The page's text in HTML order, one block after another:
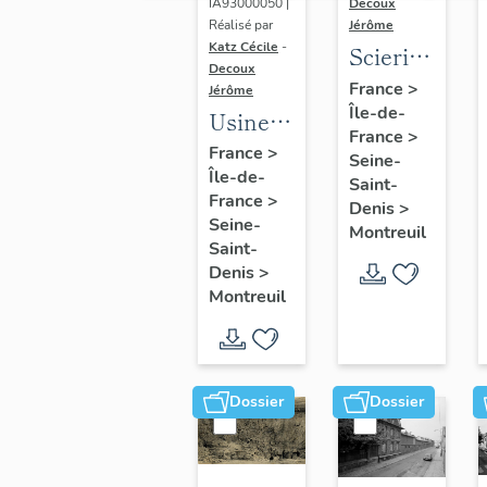
Réalisé par
Katz Cécile -
Decoux
Jérôme
Usine
de
menuiserie
Bergmair
et
Robert,
puis
Bergmair,
puis
scierie
Luthes
(détruit
France >
Île-de-
France >
Seine-
Saint-
Denis>
Montreuil
Jérôme
Scierie
Cavillet,
puis
usine
de bois
de
placage
Société
tranché
et
déroulé,
puis
France >
Île-de-
France >
Seine-
Saint-
Denis>
Montreuil
Dossier Dossier